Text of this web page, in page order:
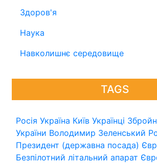
Здоров'я
Наука
Навколишнє середовище
TAGS
Росія Україна Київ Українці
України Володимир Зеленський
Президент (державна посада)
Безпілотний літальний апарат